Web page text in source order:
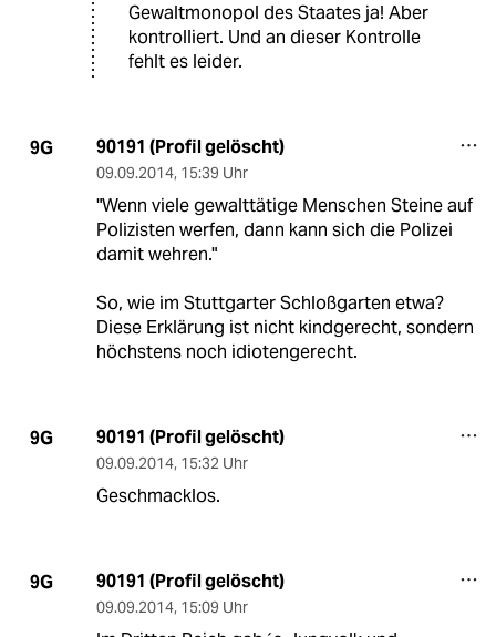
Gewaltmonopol des Staates ja! Aber
kontrolliert. Und an dieser Kontrolle
fehlt es leider.
9G 90191 (Profil gelöscht)
09.09.2014, 15:39 Uhr
"Wenn viele gewalttätige Menschen Steine auf
Polizisten werfen, dann kann sich die Polizei
damit wehren."
So, wie im Stuttgarter Schloßgarten etwa?
Diese Erklärung ist nicht kindgerecht, sondern
höchstens noch idiotengerecht.
9G 90191 (Profil gelöscht)
09.09.2014, 15:32 Uhr
Geschmacklos.
9G 90191 (Profil gelöscht)
09.09.2014, 15:09 Uhr